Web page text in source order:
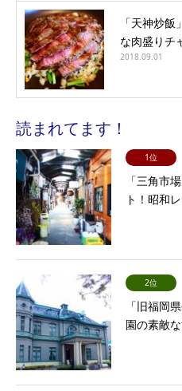
「天神炒
な肉盛りチ
2018.09.01
読まれてます！
1位
「三角市
ト！昭和
2位
「旧福岡
園の素敵